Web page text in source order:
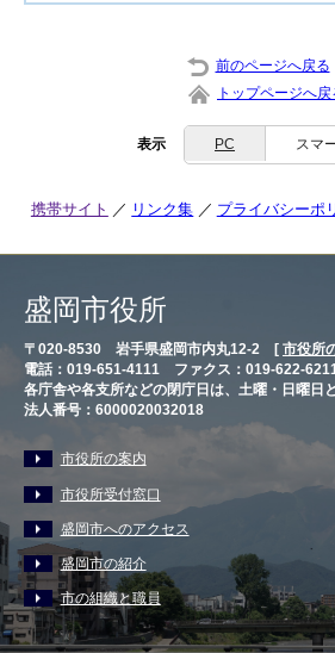
前のページへ戻る
トップページへ戻
表示 PC スマ
携帯サイト リンク集 プライバシーポ
盛岡市役所
〒020-8530 岩手県盛岡市内丸12-2 [ 市役所
電話：019-651-4111 ファクス：019-622-
各庁舎や各支所などの閉庁日は、土曜・日曜日
法人番号：6000020032018
市役所の案内
市役所受付窓口
盛岡市へのアクセス
盛岡市の紹介
市の組織と職員